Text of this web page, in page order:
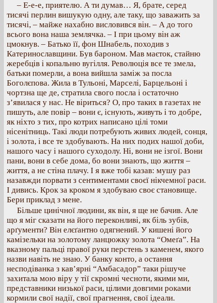
– Е-е-е, приятелю. А ти думав… Я, брате, серед
тисячі перлин вишукую одну, але таку, що заважить за
тисячі, – майже нахабно висловився він. – А до того
всього вона наша землячка. – І при цьому він аж
цмокнув. – Батько її, фон Шнабель, походив з
Катеринославщини. Був бароном. Мав маєток, стайню
жеребців і копальню вугілля. Революція все те змела,
батьки померли, а вона вийшла заміж за посла
Боголєпова. Жила в Тульоні, Марселі, Барцельоні і
чортзна ще де, стратила свого посла і остаточно
з’явилася у нас. Не віриться? О, про таких в газетах не
пишуть, але повір – вони є, існують, живуть і то добре,
як ніхто з тих, про котрих написано цілі томи
нісенітниць. Такі люди потребують живих людей, сонця,
і золота, і все те здобувають. На них подих нашої доби,
нашого часу і нашого суходолу. Ні, вони не ізгої. Вони
пани, вони в себе дома, бо вони знають, що життя –
життя, а не стіна плачу. І я вже тобі казав: мушу раз
назавжди порвати з сентиментами своєї нікчемної раси.
І дивись. Крок за кроком я здобуваю своє становище.
Бери приклад з мене.
Більше цинічної людини, як він, я ще не бачив. Але
що я міг сказати на його переконливі, як біль зубів,
арґументи? Він елєґантно одягнений. У кишені його
камізельки на золотому ланцюжку золота “Омеґа”. На
вказному пальці правої руки перстень з каменем, якого
назви навіть не знаю. У банку конто, а остання
несподіванка з кав’ярні “Амбасадор” таки рішуче
захитала мою віру у тії скромні чесноти, якими ми,
представники низької раси, цілими довгими роками
кормили свої надії, свої прагнення, свої ідеали.